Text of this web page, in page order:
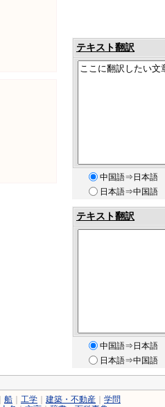
テキスト翻訳
中国語⇒日本語
日本語⇒中国語
テキスト翻訳
中国語⇒日本語
日本語⇒中国語
船 工学 建築・不動産
学問